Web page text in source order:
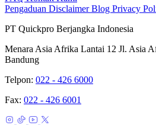
Pengaduan DisclaimerBlog Privacy
PT Quickpro Berjangka Indonesia
Menara Asia Afrika Lantai 12 Jl. Asia
Bandung
Telpon: 022 - 426 6000
Fax: 022 - 426 6001